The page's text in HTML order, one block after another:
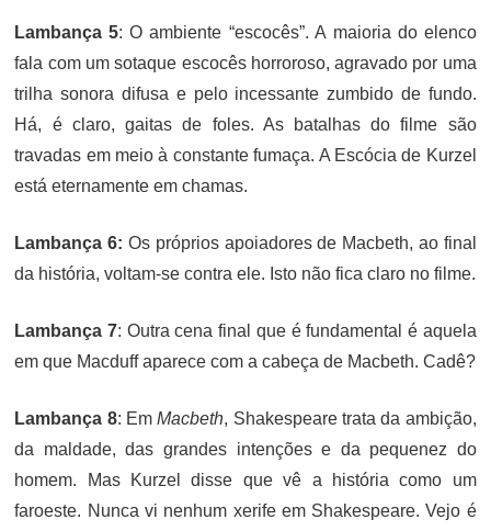
Lambança 5: O ambiente “escocês”. A maioria do elenco
fala com um sotaque escocês horroroso, agravado por uma
trilha sonora difusa e pelo incessante zumbido de fundo.
Há, é claro, gaitas de foles. As batalhas do filme são
travadas em meio à constante fumaça. A Escócia de Kurzel
está eternamente em chamas.
Lambança 6: Os próprios apoiadores de Macbeth, ao final
da história, voltam-se contra ele. Isto não fica claro no filme.
Lambança 7: Outra cena final que é fundamental é aquela
em que Macduff aparece com a cabeça de Macbeth. Cadê?
Lambança 8: EmMacbeth, Shakespeare trata da ambição,
da maldade, das grandes intenções e da pequenez do
homem. Mas Kurzel disse que vê a história como um
faroeste. Nunca vi nenhum xerife em Shakespeare. Vejo é